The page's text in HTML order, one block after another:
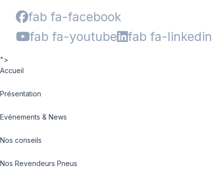
fab fa-facebook
fab fa-youtube
fab fa-linkedin
">
Accueil
Présentation
Evénements & News
Nos conseils
Nos Revendeurs Pneus